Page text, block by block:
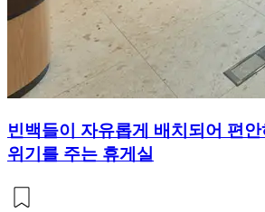
빈백들이 자유롭게 배치되어 편
위기를 주는 휴게실